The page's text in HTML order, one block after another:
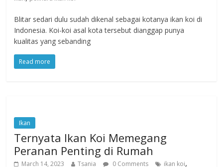
Blitar sedari dulu sudah dikenal sebagai kotanya ikan koi di
Indonesia. Koi-koi asal kota tersebut dianggap punya
kualitas yang sebanding
Read more
Ikan
Ternyata Ikan Koi Memegang
Peranan Penting di Rumah
March 14, 2023 Tsania 0 Comments ikan koi,